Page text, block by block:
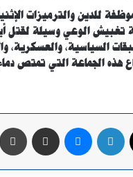
للدين والترميزات
تغبيش الوعي وسيلة لقتل
السياسية، والعسكرية،
هذه الجماعة التي تمتص
لينكدإن ماسنجر مشاركة عبر البريد